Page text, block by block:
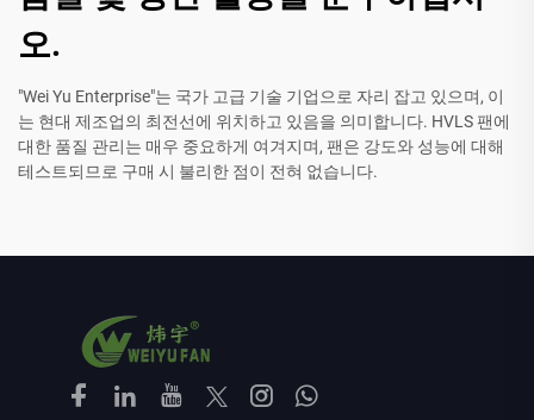
오.
"Wei Yu Enterprise"는 국가 고급 기술 기업으로 자리 잡고 있으며, 이
는 현대 제조업의 최전선에 위치하고 있음을 의미합니다. HVLS 팬에
대한 품질 관리는 매우 중요하게 여겨지며, 팬은 강도와 성능에 대해
테스트되므로 구매 시 불리한 점이 전혀 없습니다.